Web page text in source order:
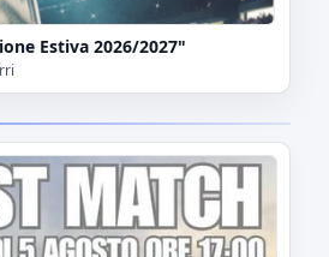
Estiva 2026/2027"